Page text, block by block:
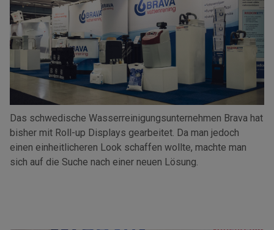
Das schwedische Wasserreinigungsunternehmen Brava hat
bisher mit Roll-up Displays gearbeitet. Da man jedoch
einen einheitlicheren Look schaffen wollte, machte man
sich auf die Suche nach einer neuen Lösung.